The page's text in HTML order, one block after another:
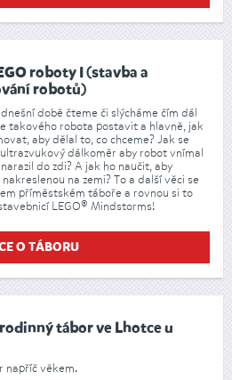
roboty I (stavba a
robotů)
době čteme či slýcháme čím dál
takového robota postavit a hlavně, jak
aby dělal to, co chceme? Jak se
dálkoměr aby robot vnímal
do zdi? A jak ho naučit, aby
na zemi? To a další věci se
příměstském táboře a rovnou si to
LEGO® Mindstorms!
O TÁBORU
tábor ve Lhotce u
napříč věkem.